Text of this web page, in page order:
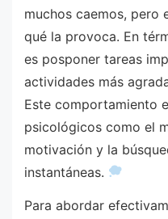
muchos caemos, pero
qué la provoca. En
es posponer tareas
actividades más
Este comportamiento
psicológicos como el
motivación y la
instantáneas.
Para abordar